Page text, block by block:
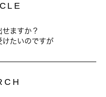
ますか？
けたいのですが